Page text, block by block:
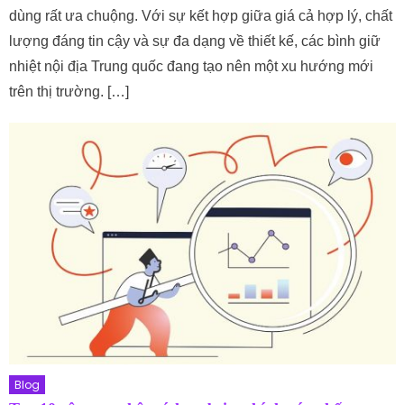
dùng rất ưa chuộng. Với sự kết hợp giữa giá cả hợp lý, chất
lượng đáng tin cậy và sự đa dạng về thiết kế, các bình giữ
nhiệt nội địa Trung quốc đang tạo nên một xu hướng mới
trên thị trường. […]
Blog